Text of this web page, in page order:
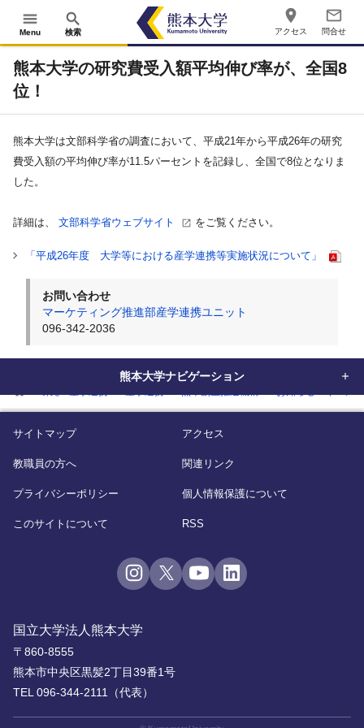
menu
Menu
search
検索
place
アクセス
mail_outline
問合せ
熊本大学の研究費受入額平均伸び率が、全国8
位！
熊本大学は文部科学省の調査において、平成21年から平成26年の研究
費受入額の平均伸び率が11.5パーセントを記録し、全国で8位となりま
した。
詳細は、 文部科学省ウェブサイト をご覧ください。
「平成26年度 大学等における産学連携等実施状況について」
お問い合わせ
マーケティング推進部産学連携ユニット
096-342-2036
熊本大学ナビゲーション
国立大学法人熊本大学
〒860-8555
熊本市中央区黒髪2丁目39番1号
TEL 096-344-2111（代表）
サイトマップ アクセス
教職員の方へ 関連リンク
プライバシーポリシー 個人情報保護について
このサイトについて RSS